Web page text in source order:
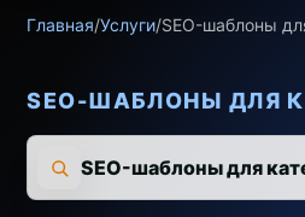
Главная/Услуги/SEO-шаблоны
SEO-ШАБЛОНЫ ДЛЯ
SEO-шаблоны для